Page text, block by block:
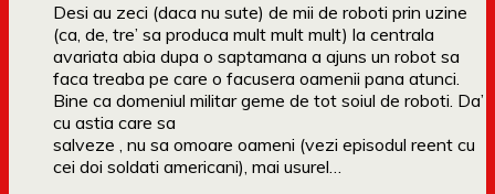
Desi au zeci (daca nu sute) de mii de roboti prin uzine
(ca, de, tre’ sa produca mult mult mult) la centrala
avariata abia dupa o saptamana a ajuns un robot sa
faca treaba pe care o facusera oamenii pana atunci.
Bine ca domeniul militar geme de tot soiul de roboti. Da’
cu astia care sa
salveze , nu sa omoare oameni (vezi episodul reent cu
cei doi soldati americani), mai usurel…